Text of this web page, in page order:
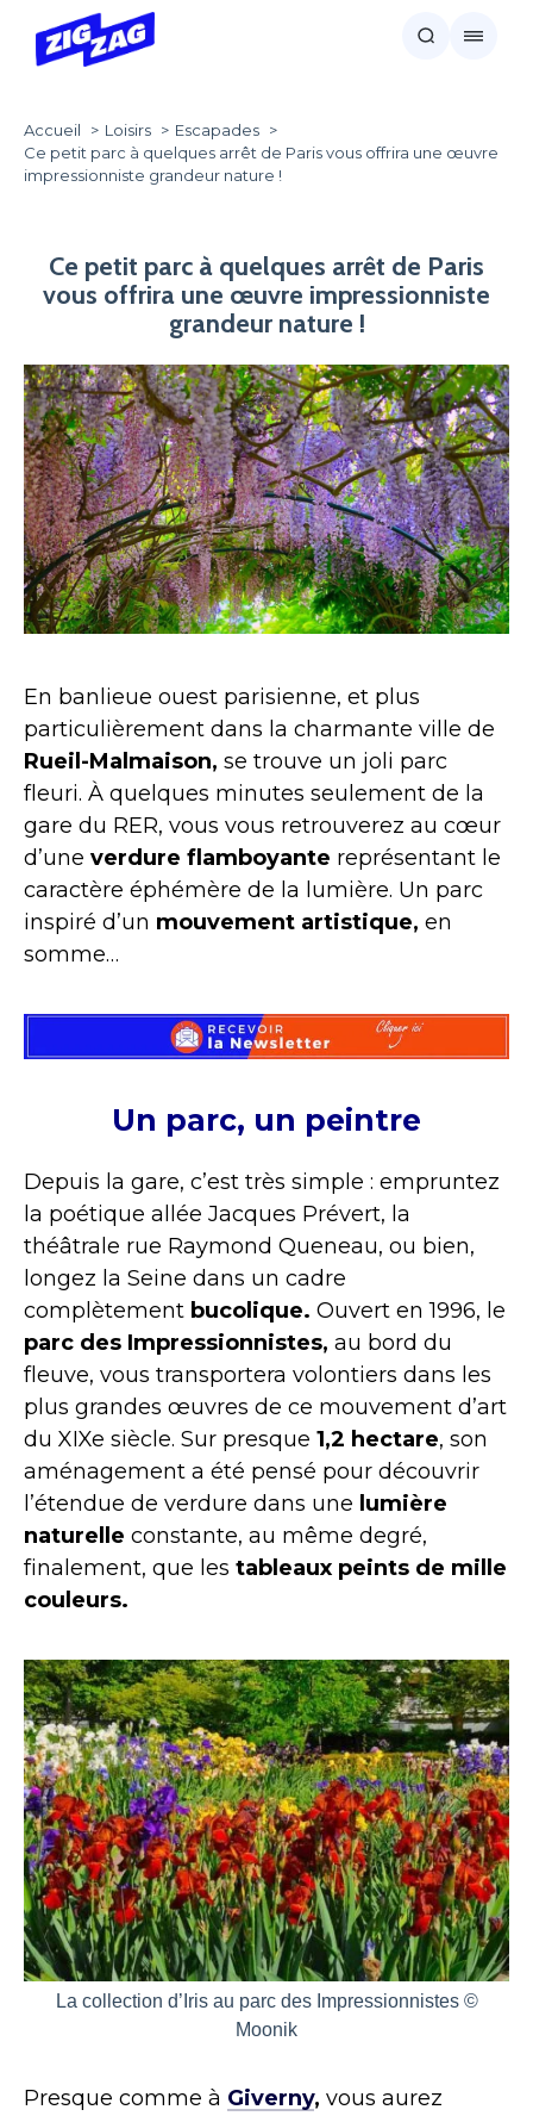
Accueil Loisirs
Escapades
Ce petit parc à quelques arrêt de Paris vous offrira une œuvre
impressionniste grandeur nature !
Ce petit parc à quelques arrêt de Paris
vous offrira une œuvre impressionniste
grandeur nature !
En banlieue ouest parisienne, et plus
particulièrement dans la charmante ville de
Rueil-Malmaison, se trouve un joli parc
fleuri. À quelques minutes seulement de la
gare du RER, vous vous retrouverez au cœur
d’une verdure flamboyante représentant le
caractère éphémère de la lumière. Un parc
inspiré d’un mouvement artistique, en
somme…
Un parc, un peintre
Depuis la gare, c’est très simple : empruntez
la poétique allée Jacques Prévert, la
théâtrale rue Raymond Queneau, ou bien,
longez la Seine dans un cadre
complètement bucolique. Ouvert en 1996, le
parc des Impressionnistes, au bord du
fleuve, vous transportera volontiers dans les
plus grandes œuvres de ce mouvement d’art
du XIXe siècle. Sur presque 1,2 hectare, son
aménagement a été pensé pour découvrir
l’étendue de verdure dans une lumière
naturelle constante, au même degré,
finalement, que les tableaux peints de mille
couleurs.
La collection d’Iris au parc des Impressionnistes ©
Moonik
Presque comme à Giverny, vous aurez